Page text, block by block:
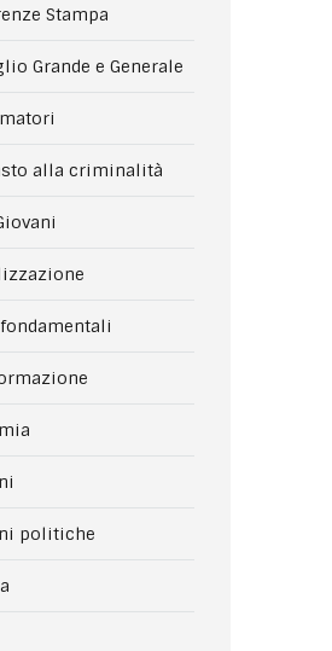
Stampa
Grande e Generale
alla criminalità
politiche